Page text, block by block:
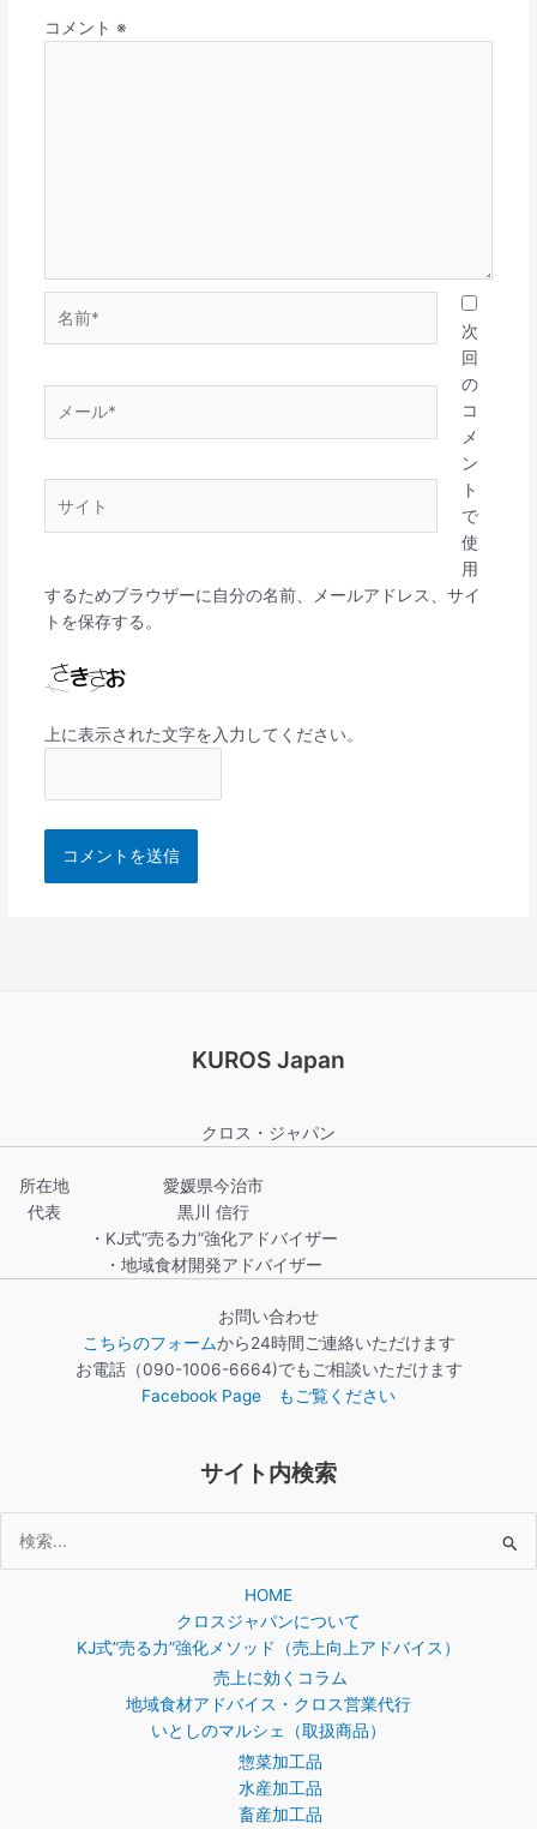
コメント ※
ー
*
次
回
の
コ
メ
ン
ト
で
使
用
するためブラウザーに自分の名前、メールアドレス、サイ
トを保存する。
上に表示された文字を入力してください。
KUROS Japan
クロス・ジャパン
所在地
代表
愛媛県今治市
黒川 信行
・KJ式“売る力”強化アドバイザー
・地域食材開発アドバイザー
お問い合わせ
こちらのフォームから24時間ご連絡いただけます
お電話（090-1006-6664)でもご相談いただけます
Facebook Page もご覧ください
サイト内検索
索
HOME
クロスジャパンについて
KJ式”売る力”強化メソッド（売上向上アドバイス）
売上に効くコラム
地域食材アドバイス・クロス営業代行
いとしのマルシェ（取扱商品）
惣菜加工品
水産加工品
畜産加工品